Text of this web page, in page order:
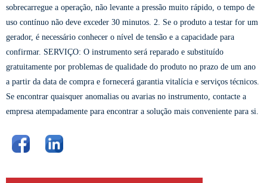
sobrecarregue a operação, não levante a pressão muito rápido, o tempo de
uso contínuo não deve exceder 30 minutos. 2. Se o produto a testar for um
gerador, é necessário conhecer o nível de tensão e a capacidade para
confirmar. SERVIÇO: O instrumento será reparado e substituído
gratuitamente por problemas de qualidade do produto no prazo de um ano
a partir da data de compra e fornecerá garantia vitalícia e serviços técnicos.
Se encontrar quaisquer anomalias ou avarias no instrumento, contacte a
empresa atempadamente para encontrar a solução mais conveniente para si.